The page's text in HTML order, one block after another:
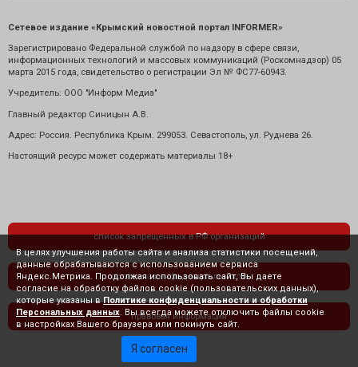
Сетевое издание «Крымский новостной портал INFORMER»
Зарегистрировано Федеральной службой по надзору в сфере связи,
информационных технологий и массовых коммуникаций (Роскомнадзор) 05
марта 2015 года, свидетельство о регистрации Эл № ФС77-60943.
Учредитель: ООО "Информ Медиа"
Главный редактор Синицын А.В.
Адрес: Россия. Республика Крым. 299053. Севастополь, ул. Руднева 26.
Настоящий ресурс может содержать материалы 18+
список запрещенных в РФ организаций
политика конфиденциальности
правовая информация
В целях улучшения работы сайта и анализа статистики посещений,
данные обрабатываются с использованием сервиса
Яндекс.Метрика. Продолжая использовать сайт, Вы даете
согласие на обработку файлов cookie (пользовательских данных),
которые указаны в Политике конфиденциальности и обработки
Персональных данных . Вы всегда можете отключить файлы cookie
в настройках Вашего браузера или покинуть сайт.
Я согласен